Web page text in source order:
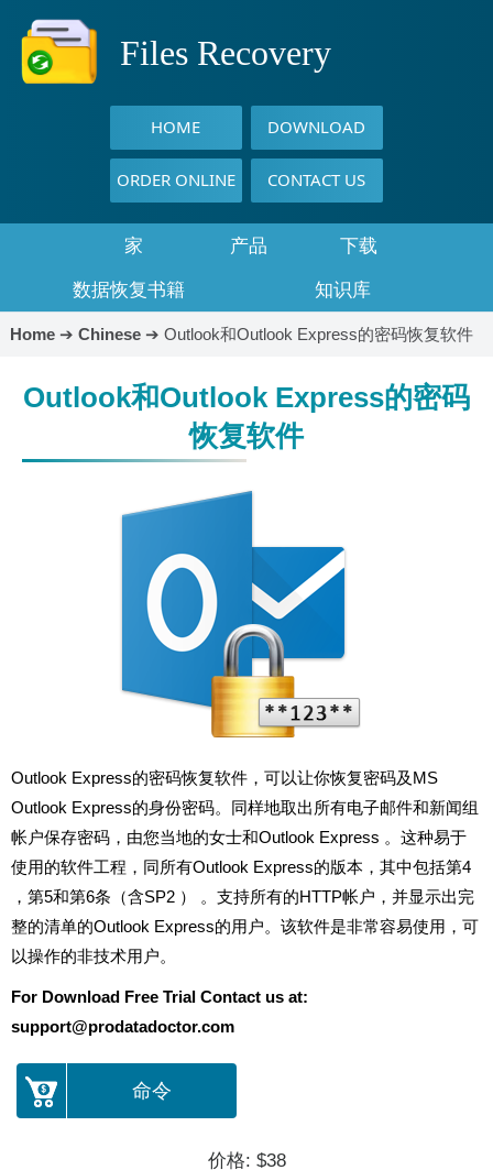
Files Recovery
HOME DOWNLOAD
ORDER ONLINE CONTACT US
家 产品
下载
数据恢复书籍
知识库
Home➔ Chinese➔ Outlook和Outlook Express的密码恢复软件
Outlook和Outlook Express的密码
恢复软件
Outlook Express的密码恢复软件，可以让你恢复密码及MS
Outlook Express的身份密码。同样地取出所有电子邮件和新闻组
帐户保存密码，由您当地的女士和Outlook Express 。这种易于
使用的软件工程，同所有Outlook Express的版本，其中包括第4
，第5和第6条（含SP2 ） 。支持所有的HTTP帐户，并显示出完
整的清单的Outlook Express的用户。该软件是非常容易使用，可
以操作的非技术用户。
For Download Free Trial Contact us at:
support@prodatadoctor.com
命令
价格: $38